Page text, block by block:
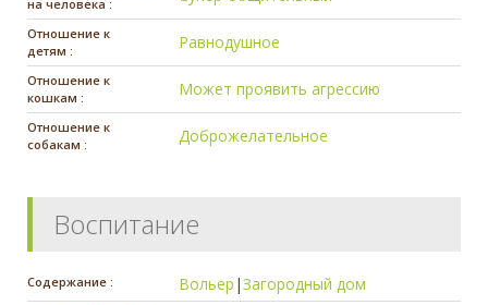
на человека :
Отношение к
детям :
Равнодушное
Отношение к
кошкам :
Может проявить агрессию
Отношение к
собакам :
Доброжелательное
Воспитание
Содержание : Вольер |Загородный дом